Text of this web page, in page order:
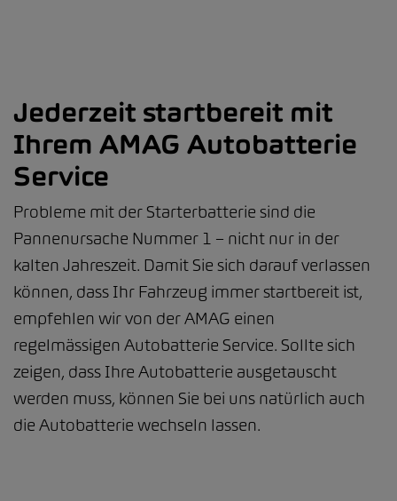
Jederzeit startbereit mit
Ihrem AMAG Autobatterie
Service
Probleme mit der Starterbatterie sind die
Pannenursache Nummer 1 – nicht nur in der
kalten Jahreszeit. Damit Sie sich darauf verlassen
können, dass Ihr Fahrzeug immer startbereit ist,
empfehlen wir von der AMAG einen
regelmässigen Autobatterie Service. Sollte sich
zeigen, dass Ihre Autobatterie ausgetauscht
werden muss, können Sie bei uns natürlich auch
die Autobatterie wechseln lassen.